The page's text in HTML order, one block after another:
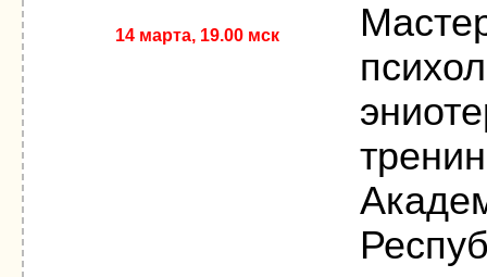
14 марта, 19.00 мск